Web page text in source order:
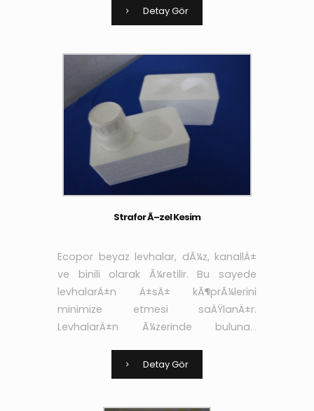
yapÄ±ÅŸtÄ±rÄ±cÄ± ve sÄ±vanÄ±n
aderans niteliÄŸi arttÄ±rÄ±larak yÃ¼k
Detay Gör
Strafor Ã–zel Kesim
Ecopor beyaz levhalar, dÃ¼z, kanallÄ±
ve binili olarak Ã¼retilir. Bu sayede
levhalarÄ±n Ä±sÄ± kÃ¶prÃ¼lerini
minimize etmesi saÄŸlanÄ±r.
LevhalarÄ±n Ã¼zerinde bulunan
yapÄ±ÅŸtÄ±rÄ±cÄ± ve sÄ±vanÄ±n
aderans niteliÄŸi arttÄ±rÄ±larak yÃ¼k
Detay Gör